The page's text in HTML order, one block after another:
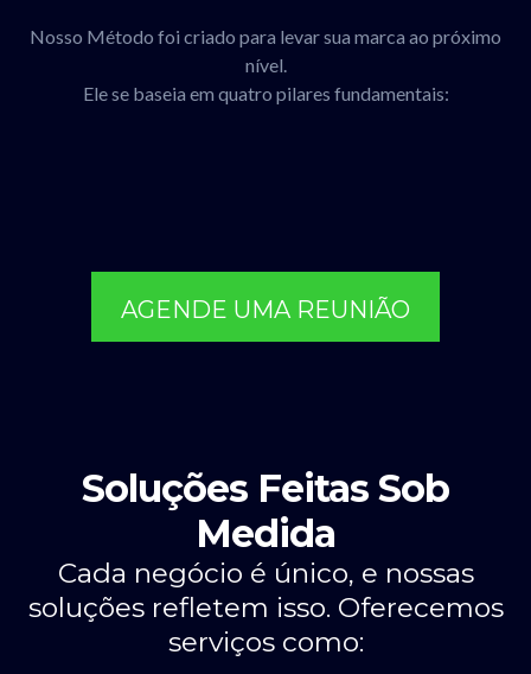
Nosso Método foi criado para levar sua marca ao próximo
nível.
Ele se baseia em quatro pilares fundamentais:
AGENDE UMA REUNIÃO
Soluções Feitas Sob
Medida
Cada negócio é único, e nossas
soluções refletem isso. Oferecemos
serviços como: